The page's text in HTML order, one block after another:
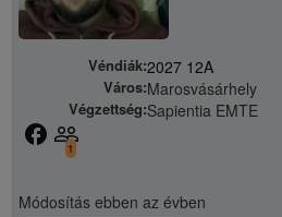
Véndiák:2027 12A
Város:Marosvásárhely
Végzettség:Sapientia EMTE
facebook people_outline
1
Módosítás ebben az évben